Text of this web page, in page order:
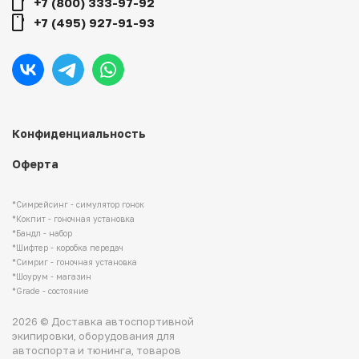
*Симрейсинг - симулятор гонок
*Кокпит - гоночная установка
*Бандл - набор
*Шифтер - коробка передач
*Симриг - гоночная установка
*Шоурум - магазин
*Grade - состояние
2026 © Доставка автоспортивной
экипировки, оборудования для
автоспорта и тюнинга, товаров
Конфиденциальность
Оферта
+7 (495) 927-91-93